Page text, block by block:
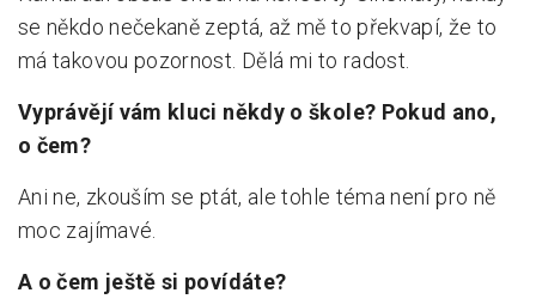
se někdo nečekaně zeptá, až mě to překvapí, že to
má takovou pozornost. Dělá mi to radost.
Vyprávějí vám kluci někdy o škole? Pokud ano,
o čem?
Ani ne, zkouším se ptát, ale tohle téma není pro ně
moc zajímavé.
A o čem ještě si povídáte?